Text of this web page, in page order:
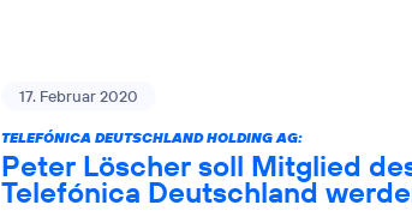
17. Februar 2020
TELEFÓNICA DEUTSCHLAND HOLDING AG:
Peter Löscher soll Mitglied
Telefónica Deutschland